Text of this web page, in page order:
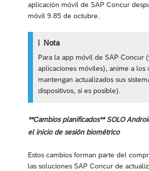
aplicación móvil de SAP Concur
móvil 9.85 de octubre.
Nota
Para la app móvil de SAP Concur
aplicaciones móviles), anime a los
mantengan actualizados sus
dispositivos, si es posible).
**Cambios planificados** SOLO
el inicio de sesión biométrico
Estos cambios forman parte del
las soluciones SAP Concur de